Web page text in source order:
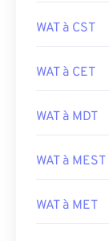
WAT à CST
WAT à CET
WAT à MDT
WAT à MEST
WAT à MET